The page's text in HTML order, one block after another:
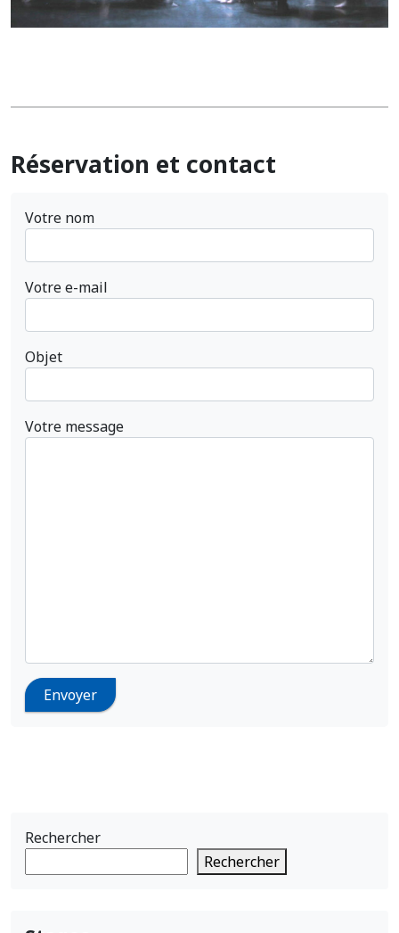
Réservation et contact
Votre nom
Votre e-mail
Objet
Votre message
Rechercher
Rechercher